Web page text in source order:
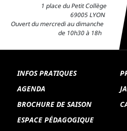
1 place du Petit Collège
69005 LYON
Ouvert du mercredi au dimanche
de 10h30 à 18h
INFOS PRATIQUES
AGENDA
BROCHURE DE SAISON
ESPACE PÉDAGOGIQUE